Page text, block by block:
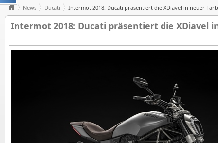
News Ducati Intermot 2018: Ducati präsentiert die XDiavel in neuer
Intermot 2018: Ducati präsentiert die XDiavel